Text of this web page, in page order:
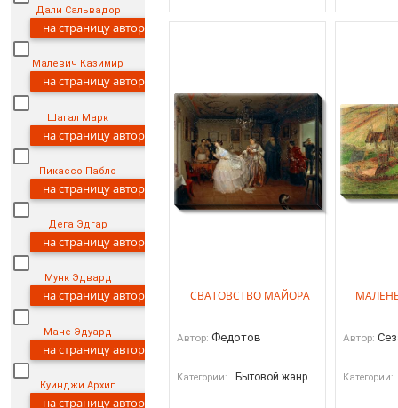
Дали Сальвадор
на страницу автора
Малевич Казимир
на страницу автора
Шагал Марк
на страницу автора
Пикассо Пабло
на страницу автора
Дега Эдгар
на страницу автора
Мунк Эдвард
на страницу автора
Мане Эдуард
на страницу автора
Куинджи Архип
на страницу автора
СВАТОВСТВО МАЙОРА
Автор: Федотов
Категории: Бытовой жанр
Автор:
Категории: